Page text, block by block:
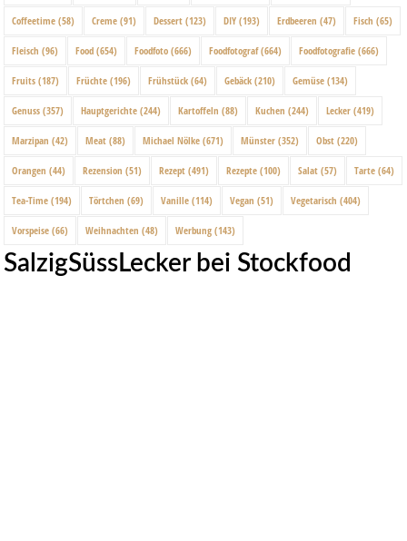
Coffeetime (58) Creme (91) Dessert (123) DIY (193) Erdbeeren (47) Fisch (65)
Fleisch (96) Food (654) Foodfoto (666) Foodfotograf(664) Foodfotografie (666)
Fruits (187) Früchte (196) Frühstück (64) Gebäck (210) Gemüse (134)
Genuss (357) Hauptgerichte (244) Kartoffeln (88) Kuchen (244) Lecker (419)
Marzipan (42) Meat (88) Michael Nölke (671) Münster (352) Obst (220)
Orangen (44) Rezension (51) Rezept (491) Rezepte (100) Salat (57) Tarte (64)
Tea-Time (194) Törtchen (69) Vanille (114) Vegan (51) Vegetarisch (404)
Vorspeise (66) Weihnachten (48) Werbung (143)
SalzigSüssLecker bei Stockfood